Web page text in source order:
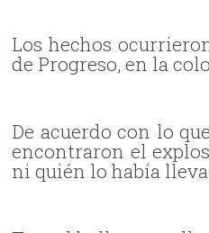
Los hechos
de Progreso, en la
De acuerdo con lo
encontraron el
ni quién lo había